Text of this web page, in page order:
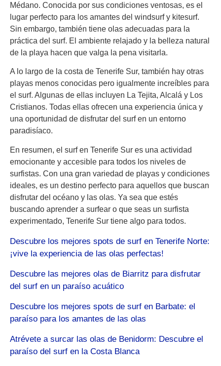
Médano. Conocida por sus condiciones ventosas, es el
lugar perfecto para los amantes del windsurf y kitesurf.
Sin embargo, también tiene olas adecuadas para la
práctica del surf. El ambiente relajado y la belleza natural
de la playa hacen que valga la pena visitarla.
A lo largo de la costa de Tenerife Sur, también hay otras
playas menos conocidas pero igualmente increíbles para
el surf. Algunas de ellas incluyen La Tejita, Alcalá y Los
Cristianos. Todas ellas ofrecen una experiencia única y
una oportunidad de disfrutar del surf en un entorno
paradisíaco.
En resumen, el surf en Tenerife Sur es una actividad
emocionante y accesible para todos los niveles de
surfistas. Con una gran variedad de playas y condiciones
ideales, es un destino perfecto para aquellos que buscan
disfrutar del océano y las olas. Ya sea que estés
buscando aprender a surfear o que seas un surfista
experimentado, Tenerife Sur tiene algo para todos.
Descubre los mejores spots de surf en Tenerife Norte:
¡vive la experiencia de las olas perfectas!
Descubre las mejores olas de Biarritz para disfrutar
del surf en un paraíso acuático
Descubre los mejores spots de surf en Barbate: el
paraíso para los amantes de las olas
Atrévete a surcar las olas de Benidorm: Descubre el
paraíso del surf en la Costa Blanca